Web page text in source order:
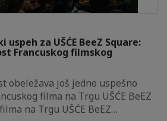
za UŠĆE BeeZ Square:
Francuskog filmskog
obeležava još jedno uspešno
filma na Trgu UŠĆE BeEZ
na Trgu UŠĆE BeEZ…